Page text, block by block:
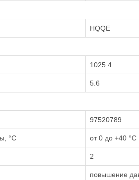
HQQE
1025.4
5.6
97520789
°С от 0 до +40 °С
2
повышение